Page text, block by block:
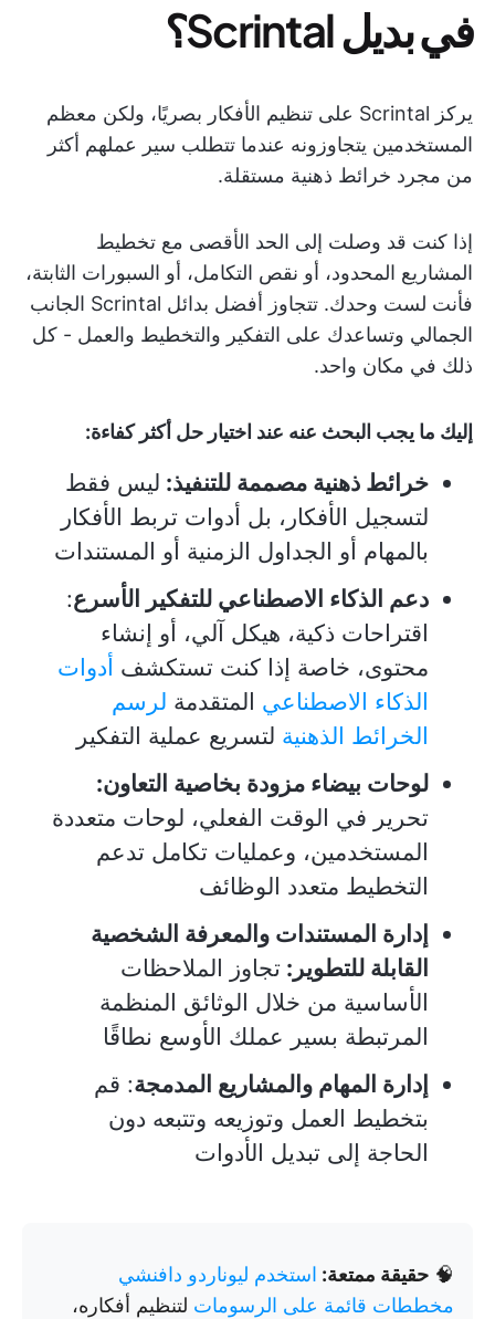
في بديل Scrintal؟
يركز Scrintal على تنظيم الأفكار بصريًا، ولكن معظم
المستخدمين يتجاوزونه عندما تتطلب سير عملهم أكثر
من مجرد خرائط ذهنية مستقلة.
إذا كنت قد وصلت إلى الحد الأقصى مع تخطيط
المشاريع المحدود، أو نقص التكامل، أو السبورات الثابتة،
فأنت لست وحدك. تتجاوز أفضل بدائل Scrintal الجانب
الجمالي وتساعدك على التفكير والتخطيط والعمل - كل
ذلك في مكان واحد.
إليك ما يجب البحث عنه عند اختيار حل أكثر كفاءة:
خرائط ذهنية مصممة للتنفيذ: ليس فقط
لتسجيل الأفكار، بل أدوات تربط الأفكار
بالمهام أو الجداول الزمنية أو المستندات
دعم الذكاء الاصطناعي للتفكير الأسرع:
اقتراحات ذكية، هيكل آلي، أو إنشاء
محتوى، خاصة إذا كنت تستكشف أدوات
الذكاء الاصطناعي المتقدمة لرسم
الخرائط الذهنية لتسريع عملية التفكير
لوحات بيضاء مزودة بخاصية التعاون:
تحرير في الوقت الفعلي، لوحات متعددة
المستخدمين، وعمليات تكامل تدعم
التخطيط متعدد الوظائف
إدارة المستندات والمعرفة الشخصية
القابلة للتطوير: تجاوز الملاحظات
الأساسية من خلال الوثائق المنظمة
المرتبطة بسير عملك الأوسع نطاقًا
إدارة المهام والمشاريع المدمجة: قم
بتخطيط العمل وتوزيعه وتتبعه دون
الحاجة إلى تبديل الأدوات
🧠 حقيقة ممتعة: استخدم ليوناردو دافنشي
مخططات قائمة على الرسومات لتنظيم أفكاره،